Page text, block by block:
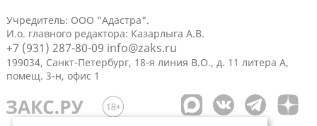
Учредитель: ООО "Адастра".
И.о. главного редактора: Казарлыга А.В.
+7 (931) 287-80-09 info@zaks.ru
199034, Санкт-Петербург, 18-я линия В.О., д. 11 литера А,
помещ. 3-н, офис 1